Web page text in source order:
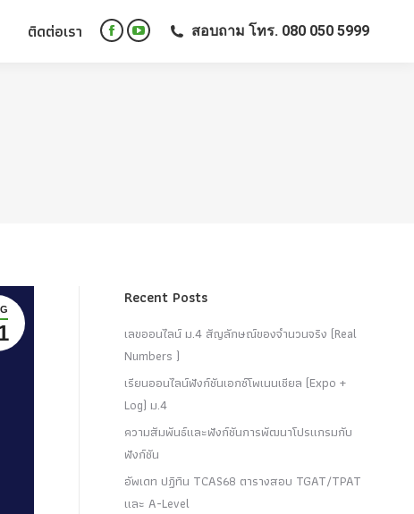
ติดต่อเรา
FacebookYouTube สอบถาม โทร. 080 050 5999
Recent Posts
เลขออนไลน์ ม.4 สัญลักษณ์ของจำนวนจริง (Real
Numbers )
เรียนออนไลน์ฟังก์ชันเอกซ์โพเนนเชียล (Expo +
Log) ม.4
ความสัมพันธ์และฟังก์ชันการพัฒนาโปรแกรมกับ
ฟังก์ชัน
อัพเดท ปฏิทิน TCAS68 ตารางสอบ TGAT/TPAT
และ A-Level
ติดต่อเรา
FacebookYouTube สอบถาม โทร. 080 050 5999